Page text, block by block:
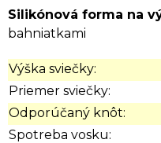
Silikónová forma na
bahniatkami
Výška sviečky:
Priemer sviečky:
Odporúčaný knôt:
Spotreba vosku: